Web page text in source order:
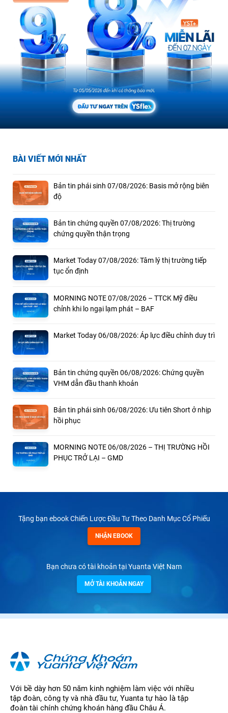
BÀI VIẾT MỚI NHẤT
Bản tin phái sinh 07/08/2026: Basis mở rộng biên
độ
Bản tin chứng quyền 07/08/2026: Thị trường
chứng quyền thận trọng
Market Today 07/08/2026: Tâm lý thị trường tiếp
tục ổn định
MORNING NOTE 07/08/2026 – TTCK Mỹ điều
chỉnh khi lo ngại lạm phát – BAF
Market Today 06/08/2026: Áp lực điều chỉnh duy trì
Bản tin chứng quyền 06/08/2026: Chứng quyền
VHM dẫn đầu thanh khoản
Bản tin phái sinh 06/08/2026: Ưu tiên Short ở nhịp
hồi phục
MORNING NOTE 06/08/2026 – THỊ TRƯỜNG HỒI
PHỤC TRỞ LẠI – GMD
Tặng bạn ebook Chiến Lược Đầu Tư Theo Danh Mục Cổ Phiếu
NHẬN EBOOK
Bạn chưa có tài khoản tại Yuanta Việt Nam
MỞ TÀI KHOẢN NGAY
Với bề dày hơn 50 năm kinh nghiệm làm việc với nhiều
tập đoàn, công ty và nhà đầu tư, Yuanta tự hào là tập
đoàn tài chính chứng khoán hàng đầu Châu Á.